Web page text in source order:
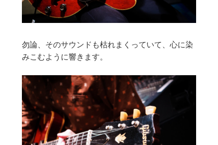
勿論、そのサウンドも枯れまくっていて、心に染
みこむように響きます。